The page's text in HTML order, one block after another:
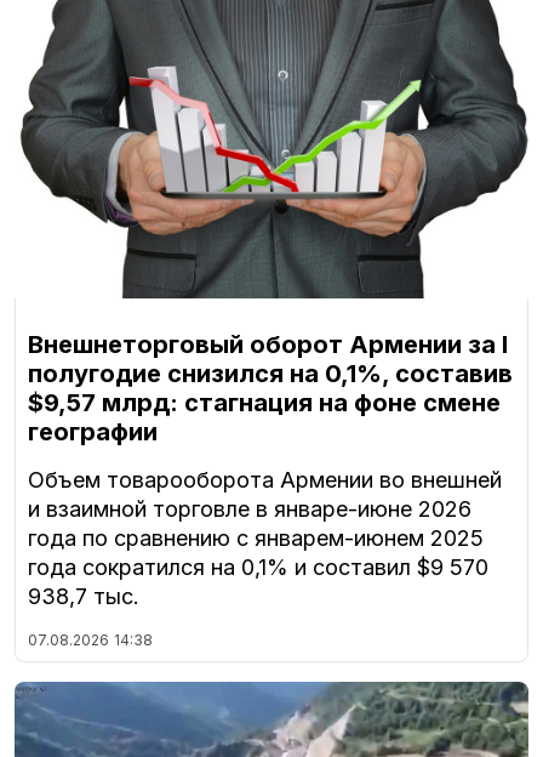
Внешнеторговый оборот Армении за I
полугодие снизился на 0,1%, составив
$9,57 млрд: стагнация на фоне смене
географии
Объем товарооборота Армении во внешней
и взаимной торговле в январе-июне 2026
года по сравнению с январем-июнем 2025
года сократился на 0,1% и составил $9 570
938,7 тыс.
07.08.2026 14:38